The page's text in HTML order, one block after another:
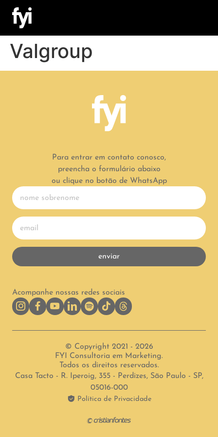
Valgroup
Para entrar em contato conosco,
preencha o formulário abaixo
ou clique no botão de WhatsApp
enviar
Acompanhe nossas redes sociais
© Copyright 2021 - 2026
FYI Consultoria em Marketing.
Todos os direitos reservados.
Casa Tacto - R. Iperoig, 355 - Perdizes, São Paulo - SP,
05016-000
Política de Privacidade